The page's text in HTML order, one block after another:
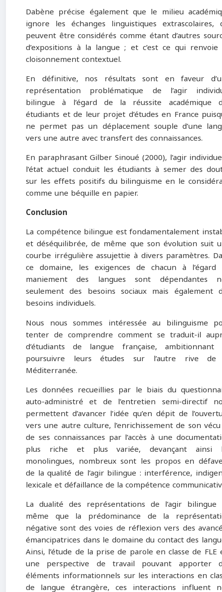
Dabène précise également que le milieu
ignore les échanges linguistiques extrascolaires,
peuvent être considérés comme étant d’autres
d’expositions à la langue ; et c’est ce qui renvoie
cloisonnement contextuel.
En définitive, nos résultats sont en faveur
représentation problématique de l’agir
bilingue à l’égard de la réussite académique
étudiants et de leur projet d’études en France
ne permet pas un déplacement souple d’une
vers une autre avec transfert des connaissances.
En paraphrasant Gilber Sinoué (2000), l’agir
l’état actuel conduit les étudiants à semer des
sur les effets positifs du bilinguisme en le
comme une béquille en papier.
Conclusion
La compétence bilingue est fondamentalement
et déséquilibrée, de même que son évolution suit
courbe irrégulière assujettie à divers paramètres.
ce domaine, les exigences de chacun à l’égard
maniement des langues sont dépendantes
seulement des besoins sociaux mais également
besoins individuels.
Nous nous sommes intéressée au bilinguisme
tenter de comprendre comment se traduit-il
d’étudiants de langue française, ambitionnant
poursuivre leurs études sur l’autre rive
Méditerranée.
Les données recueillies par le biais du
auto-administré et de l’entretien semi-directif
permettent d’avancer l’idée qu’en dépit de
vers une autre culture, l’enrichissement de son
de ses connaissances par l’accès à une
plus riche et plus variée, devançant ainsi
monolingues, nombreux sont les propos en
de la qualité de l’agir bilingue : interférence,
lexicale et défaillance de la compétence
La dualité des représentations de l’agir bilingue
même que la prédominance de la
négative sont des voies de réflexion vers des
émancipatrices dans le domaine du contact des
Ainsi, l’étude de la prise de parole en classe de FLE
une perspective de travail pouvant apporter
éléments informationnels sur les interactions en
de langue étrangère, ces interactions influent